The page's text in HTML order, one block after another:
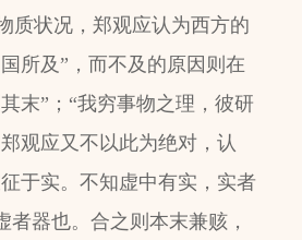
质状况，郑观应认为西方的
所及”，而不及的原因则在
末”；“我穷事物之理，彼研
观应又不以此为绝对，认
于实。不知虚中有实，实者
者器也。合之则本末兼赅，